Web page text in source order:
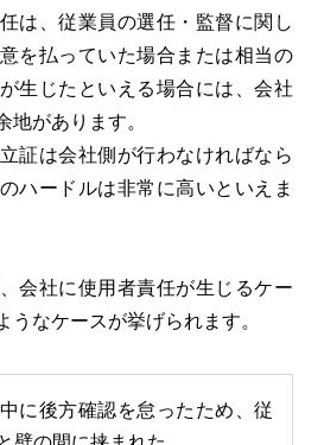
は、従業員の選任・監督に関し
を払っていた場合または相当の
生じたといえる場合には、会社
地があります。
証は会社側が行わなければなら
ハードルは非常に高いといえま
会社に使用者責任が生じるケー
うなケースが挙げられます。
に後方確認を怠ったため、従